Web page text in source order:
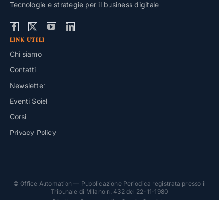
Tecnologie e strategie per il business digitale
LINK UTILI
Chi siamo
Contatti
Newsletter
Eventi Soiel
Corsi
Privacy Policy
© Office Automation — Pubblicazione Periodica registrata presso il
Tribunale di Milano n. 432 del 22-11-1980